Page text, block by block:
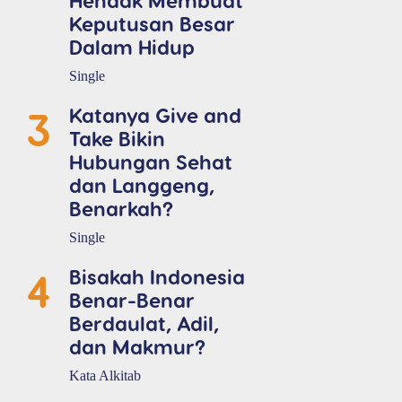
Keputusan Besar
Dalam Hidup
Single
3
Katanya Give and
Take Bikin
Hubungan Sehat
dan Langgeng,
Benarkah?
Single
4
Bisakah Indonesia
Benar-Benar
Berdaulat, Adil,
dan Makmur?
Kata Alkitab